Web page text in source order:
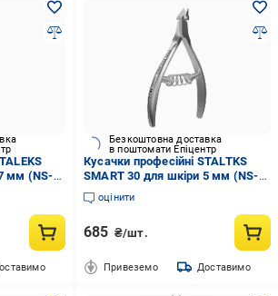
мм (NS-
Безкоштовна доставка
в поштомати Епіцентр
Кусачки професійні STALTKS
SMART 30 для шкіри 5 мм (NS-
30-5)
оцінити
685 ₴/шт.
Привеземо Доставимо